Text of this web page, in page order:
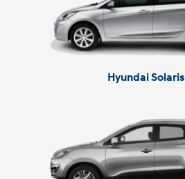
Hyundai Solaris